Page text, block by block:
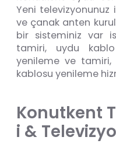
Yeni televizyonunuz
ve çanak anten
bir sisteminiz var
tamiri, uydu
yenileme ve tamiri,
kablosu yenileme
Konutkent T
i & Televizyo